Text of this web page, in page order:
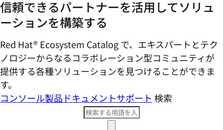
信頼できるパートナーを活用してソリュ
ーションを構築する
Red Hat® Ecosystem Catalog で、エキスパートとテク
ノロジーからなるコラボレーション型コミ​ュニティが
提供する各種ソリューションを見つけることができま
す。
コンソール製品ドキュメントサポート 検索